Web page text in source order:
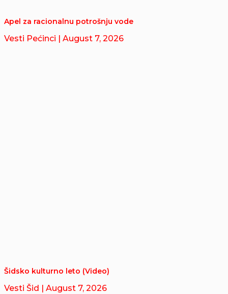
Apel za racionalnu potrošnju vode
Vesti Pećinci | August 7, 2026
Šidsko kulturno leto (Video)
Vesti Šid | August 7, 2026